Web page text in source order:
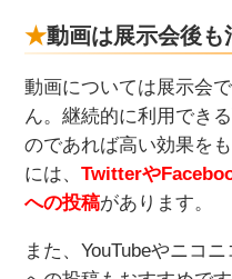
動画は展示会後も
動画については展示会
ん。継続的に利用でき
のであれば高い効果を
には、 Twitterや
への投稿があります。
また、YouTubeやニコ